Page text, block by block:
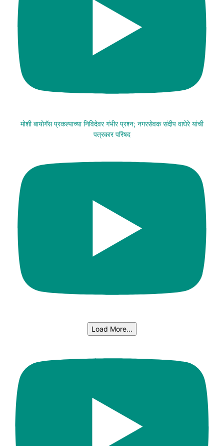
मोशी बायोगॅस प्रकल्पाच्या निविदेवर गंभीर प्रश्न; नगरसेवक संदीप वाघेरे यांची
पत्रकार परिषद
Load More...